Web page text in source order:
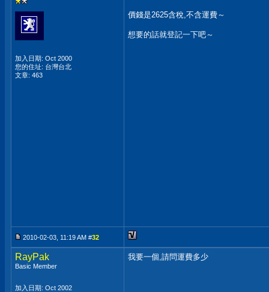
加入日期: Oct 2000
您的住址: 台灣台北
文章: 463
價錢是2625含稅,不含運費～
想要的話就登記一下吧～
2010-02-03, 11:19 AM #32
RayPak
Basic Member
加入日期: Oct 2002
我要一個,請問運費多少